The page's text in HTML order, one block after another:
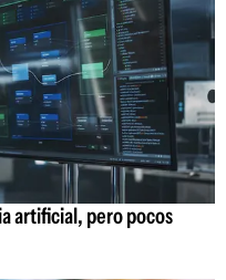
artificial, pero pocos